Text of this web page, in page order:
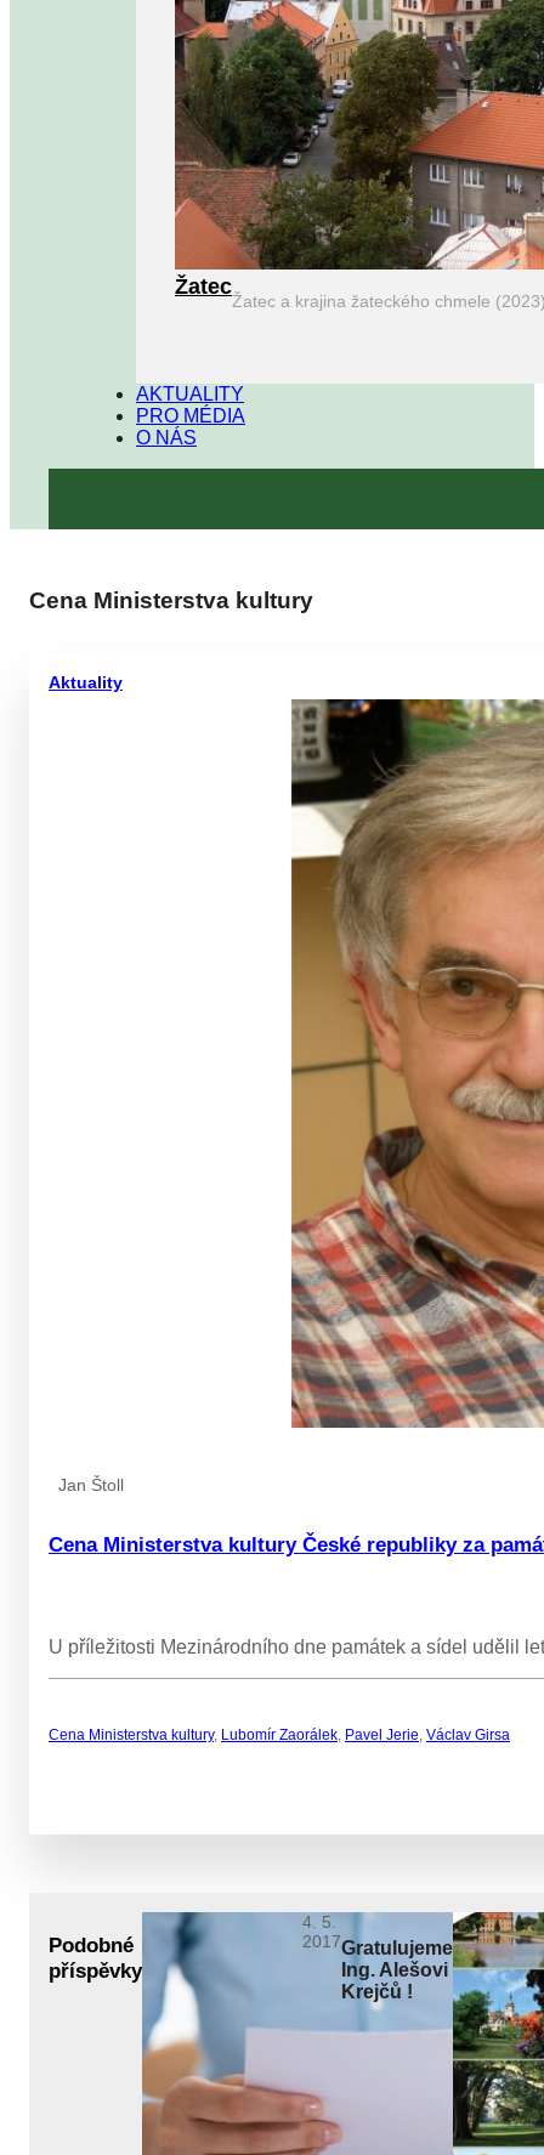
Žatec
Žatec a krajina žateckého chmele
AKTUALITY
PRO MÉDIA
O NÁS
Cena Ministerstva kultury
Aktuality
Jan Štoll
Cena Ministerstva kultury České republiky za
U příležitosti Mezinárodního dne památek a sídel udělil
Cena Ministerstva kultury, Lubomír Zaorálek, Pavel Jerie, Václav Girsa
Podobné
příspěvky
4. 5.
2017Gratulujeme
Ing. Alešovi
Krejčů !